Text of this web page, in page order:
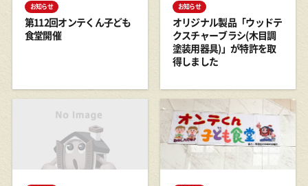
最高のタイミングで屋根、壁をメンテナンスで
きて良かったです。職人の方も非常にフレンド
リーで作業も丁寧で大変満足しました。これか
担当：多摩西支店
2026年7月16日
担当の方々の人柄や 説明の丁寧さ、家族や近隣
への配慮がとてもよかった。きれいに仕上げて
お知らせ
第112回オンテくん子ども
食堂開催
お知らせ
オリジナル製品「ウッドテ
クスチャーブラシ(木目調
塗装用器具)」が特許を取
得しました